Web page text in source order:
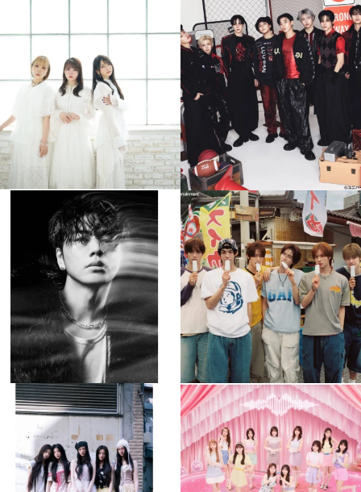
...
8月 4
4 0
musicjapantv
💡08/05(水)23:00特番放送！
...
8月 4
4 0
musicjapantv
💡8月特番放送決定！
...
8月 4
90 0
musicjapantv
💡8月特番放送決定！
...
8月 4
5 0
musicjapantv
💡8月特番放送決定！
8月 4
1 0
musicjapantv
💡8月特番放送決定！
...
8月 4
1 0